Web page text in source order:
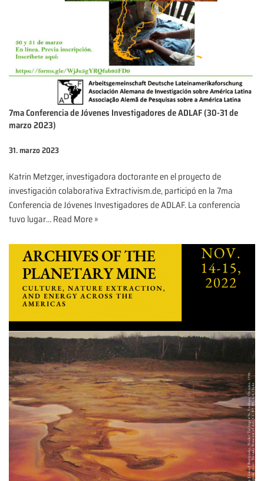
7ma Conferencia de Jóvenes Investigadores de ADLAF (30-31 de
marzo 2023)
31. marzo 2023
Katrin Metzger, investigadora doctorante en el proyecto de
investigación colaborativa Extractivism.de, participó en la 7ma
Conferencia de Jóvenes Investigadores de ADLAF. La conferencia
tuvo lugar…Read More »